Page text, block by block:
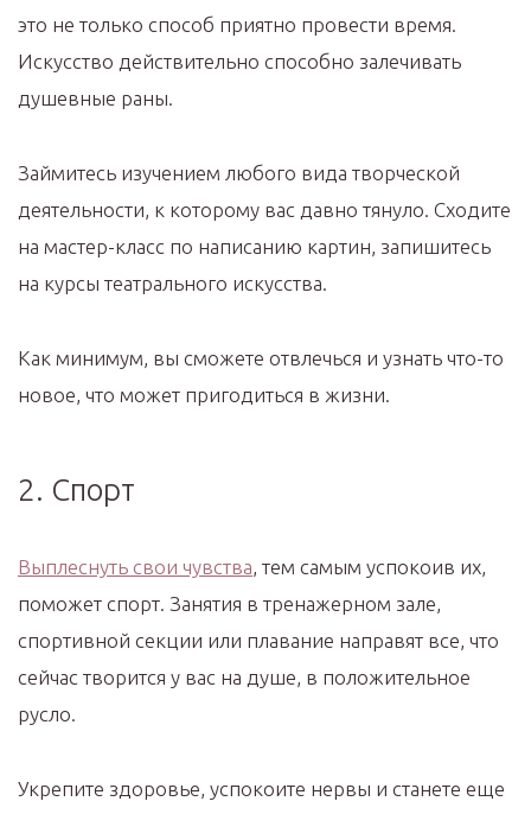
это не только способ приятно провести время.
Искусство действительно способно залечивать
душевные раны.
Займитесь изучением любого вида творческой
деятельности, к которому вас давно тянуло. Сходите
на мастер-класс по написанию картин, запишитесь
на курсы театрального искусства.
Как минимум, вы сможете отвлечься и узнать что-то
новое, что может пригодиться в жизни.
2. Спорт
Выплеснуть свои чувства, тем самым успокоив их,
поможет спорт. Занятия в тренажерном зале,
спортивной секции или плавание направят все, что
сейчас творится у вас на душе, в положительное
русло.
Укрепите здоровье, успокоите нервы и станете еще